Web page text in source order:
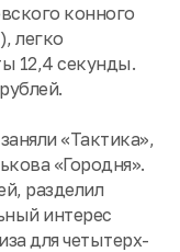
конного
легко
12,4 секунды.
«Тактика»,
«Городня».
разделил
интерес
для четытерх-